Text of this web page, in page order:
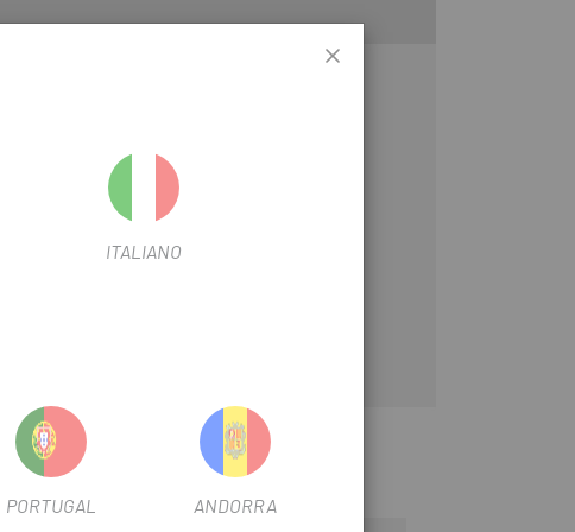
ITALIANO
PORTUGAL ANDORRA